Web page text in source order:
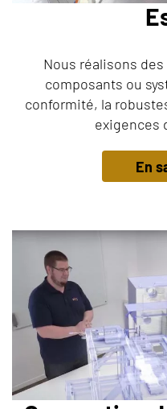
Nous réalisons
composants ou
conformité, la
exigences
En